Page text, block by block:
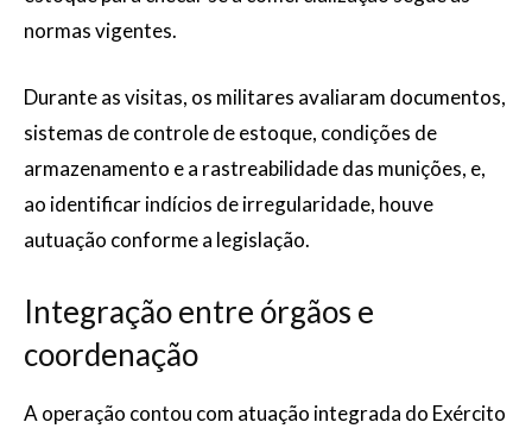
normas vigentes.
Durante as visitas, os militares avaliaram documentos,
sistemas de controle de estoque, condições de
armazenamento e a rastreabilidade das munições, e,
ao identificar indícios de irregularidade, houve
autuação conforme a legislação.
Integração entre órgãos e
coordenação
A operação contou com atuação integrada do Exército